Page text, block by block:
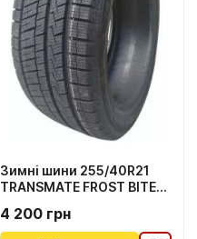
Зимні шини 255/40R21
TRANSMATE FROST BITE
4 200 грн